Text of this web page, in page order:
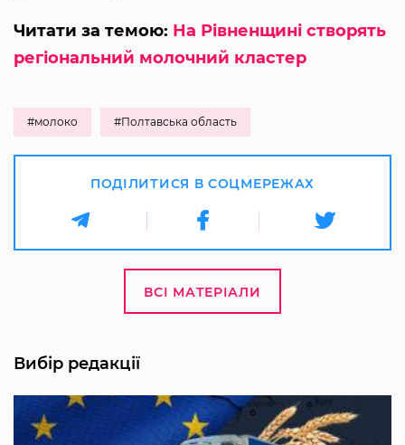
Читати за темою: На Рівненщині створять
регіональний молочний кластер
#молоко #Полтавська область
ПОДІЛИТИСЯ В СОЦМЕРЕЖАХ
ВСІ МАТЕРІАЛИ
Вибір редакції